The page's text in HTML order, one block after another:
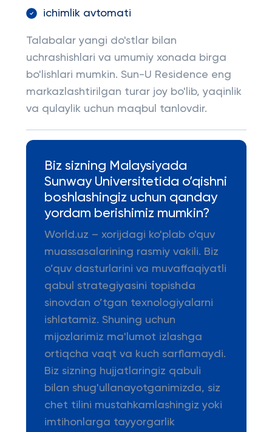
ichimlik avtomati
Talabalar yangi do'stlar bilan
uchrashishlari va umumiy xonada birga
bo'lishlari mumkin. Sun-U Residence eng
markazlashtirilgan turar joy bo'lib, yaqinlik
va qulaylik uchun maqbul tanlovdir.
Biz sizning Malaysiyada
Sunway Universitetida o’qishni
boshlashingiz uchun qanday
yordam berishimiz mumkin?
World.uz – xorijdagi ko'plab o'quv
muassasalarining rasmiy vakili. Biz
o’quv dasturlarini va muvaffaqiyatli
qabul strategiyasini topishda
sinovdan o’tgan texnologiyalarni
ishlatamiz. Shuning uchun
mijozlarimiz ma'lumot izlashga
ortiqcha vaqt va kuch sarflamaydi.
Biz sizning hujjatlaringiz qabuli
bilan shug'ullanayotganimizda, siz
chet tilini mustahkamlashingiz yoki
imtihonlarga tayyorgarlik